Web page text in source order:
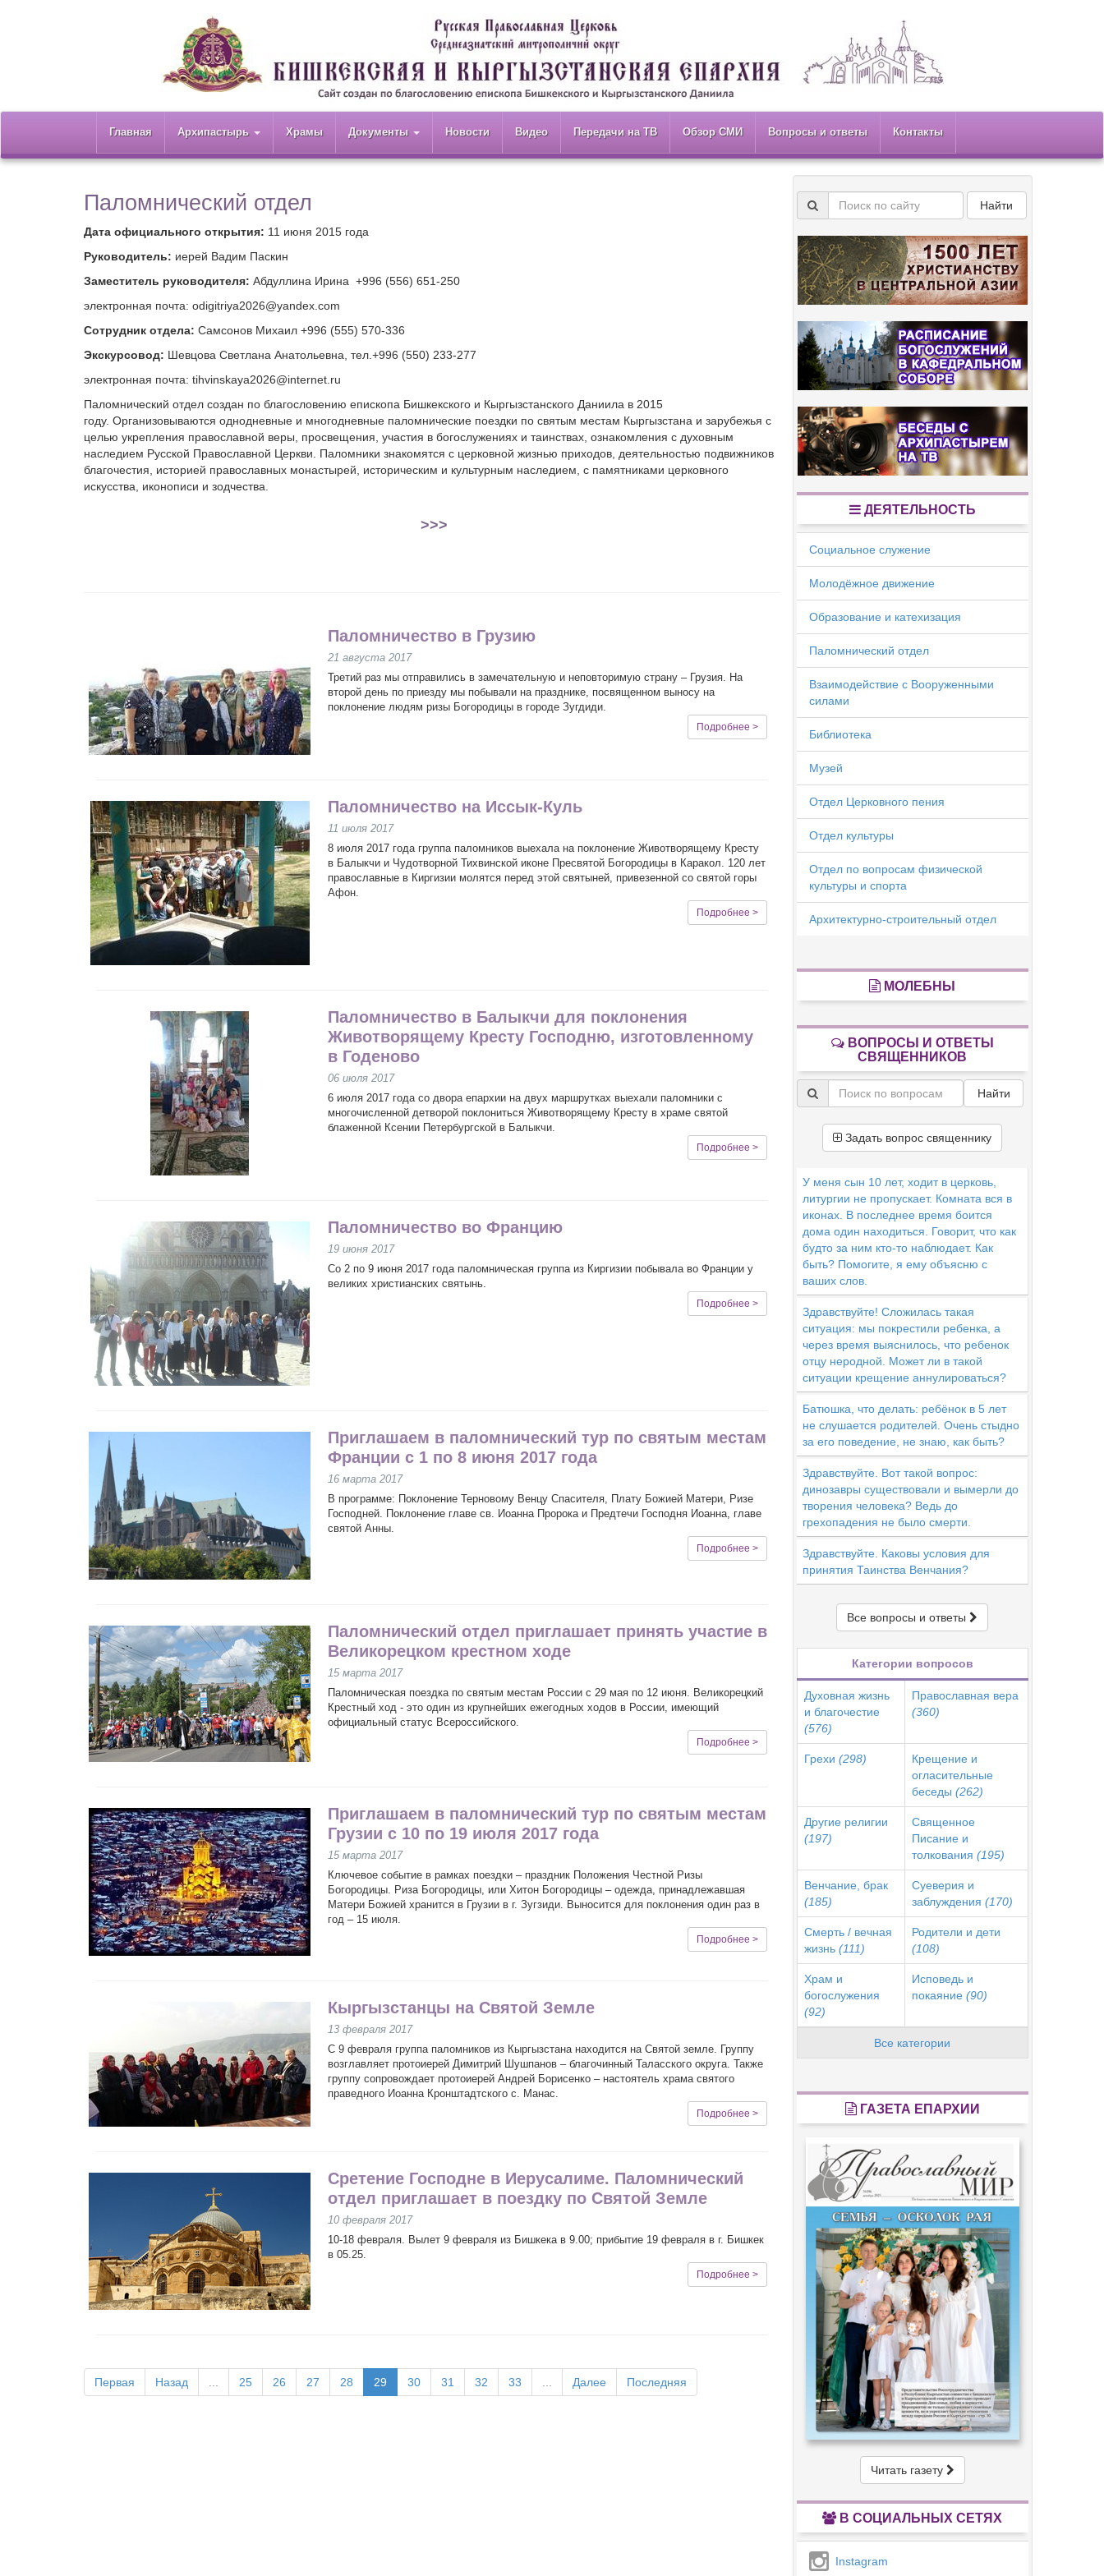
Главная Архипастырь Храмы Документы Новости Видео Передачи на ТВ Обзор СМИ Вопросы и ответы Контакты
Паломнический отдел
Дата официального открытия: 11 июня 2015 года
Руководитель: иерей Вадим Паскин
Заместитель руководителя: Абдуллина Ирина +996 (556) 651-250
электронная почта: odigitriya2026@yandex.com
Сотрудник отдела: Самсонов Михаил +996 (555) 570-336
Экскурсовод: Шевцова Светлана Анатольевна, тел.+996 (550) 233-277
электронная почта: tihvinskaya2026@internet.ru
Паломнический отдел создан по благословению епископа Бишкекского и Кыргызстанского Даниила в 2015
году. Организовываются однодневные и многодневные паломнические поездки по святым местам Кыргызстана и зарубежья с
целью укрепления православной веры, просвещения, участия в богослужениях и таинствах, ознакомления с духовным
наследием Русской Православной Церкви. Паломники знакомятся с церковной жизнью приходов, деятельностью подвижников
благочестия, историей православных монастырей, историческим и культурным наследием, с памятниками церковного
искусства, иконописи и зодчества.
>>>
Паломничество в Грузию
21 августа 2017
Третий раз мы отправились в замечательную и неповторимую страну – Грузия. На
второй день по приезду мы побывали на празднике, посвященном выносу на
поклонение людям ризы Богородицы в городе Зугдиди.
Подробнее >
Паломничество на Иссык-Куль
11 июля 2017
8 июля 2017 года группа паломников выехала на поклонение Животворящему Кресту
в Балыкчи и Чудотворной Тихвинской иконе Пресвятой Богородицы в Каракол. 120 лет
православные в Киргизии молятся перед этой святыней, привезенной со святой горы
Афон.
Подробнее >
Паломничество в Балыкчи для поклонения
Животворящему Кресту Господню, изготовленному
в Годеново
06 июля 2017
6 июля 2017 года со двора епархии на двух маршрутках выехали паломники с
многочисленной детворой поклониться Животворящему Кресту в храме святой
блаженной Ксении Петербургской в Балыкчи.
Подробнее >
Паломничество во Францию
19 июня 2017
Со 2 по 9 июня 2017 года паломническая группа из Киргизии побывала во Франции у
великих христианских святынь.
Подробнее >
Приглашаем в паломнический тур по святым местам
Франции с 1 по 8 июня 2017 года
16 марта 2017
В программе: Поклонение Терновому Венцу Спасителя, Плату Божией Матери, Ризе
Господней. Поклонение главе св. Иоанна Пророка и Предтечи Господня Иоанна, главе
святой Анны.
Подробнее >
Паломнический отдел приглашает принять участие в
Великорецком крестном ходе
15 марта 2017
Паломническая поездка по святым местам России с 29 мая по 12 июня. Великорецкий
Крестный ход - это один из крупнейших ежегодных ходов в России, имеющий
официальный статус Всероссийского.
Подробнее >
Приглашаем в паломнический тур по святым местам
Грузии с 10 по 19 июля 2017 года
15 марта 2017
Ключевое событие в рамках поездки – праздник Положения Честной Ризы
Богородицы. Риза Богородицы, или Хитон Богородицы – одежда, принадлежавшая
Матери Божией хранится в Грузии в г. Зугзиди. Выносится для поклонения один раз в
год – 15 июля.
Подробнее >
Кыргызстанцы на Святой Земле
13 февраля 2017
С 9 февраля группа паломников из Кыргызстана находится на Святой земле. Группу
возглавляет протоиерей Димитрий Шушпанов – благочинный Таласского округа. Также
группу сопровождает протоиерей Андрей Борисенко – настоятель храма святого
праведного Иоанна Кронштадтского с. Манас.
Подробнее >
Сретение Господне в Иерусалиме. Паломнический
отдел приглашает в поездку по Святой Земле
10 февраля 2017
10-18 февраля. Вылет 9 февраля из Бишкека в 9.00; прибытие 19 февраля в г. Бишкек
в 05.25.
Подробнее >
Первая Назад 25 26 27 28 29 30 31 32 33 Далее Последняя
Найти
ДЕЯТЕЛЬНОСТЬ
Социальное служение
Молодёжное движение
Образование и катехизация
Паломнический отдел
Взаимодействие с Вооруженными
силами
Библиотека
Музей
Отдел Церковного пения
Отдел культуры
Отдел по вопросам физической
культуры и спорта
Архитектурно-строительный отдел
МОЛЕБНЫ
ВОПРОСЫ И ОТВЕТЫ
СВЯЩЕННИКОВ
Найти
Задать вопрос священнику
У меня сын 10 лет, ходит в церковь,
литургии не пропускает. Комната вся в
иконах. В последнее время боится
дома один находиться. Говорит, что как
будто за ним кто-то наблюдает. Как
быть? Помогите, я ему объясню с
ваших слов.
Здравствуйте! Сложилась такая
ситуация: мы покрестили ребенка, а
через время выяснилось, что ребенок
отцу неродной. Может ли в такой
ситуации крещение аннулироваться?
Батюшка, что делать: ребёнок в 5 лет
не слушается родителей. Очень стыдно
за его поведение, не знаю, как быть?
Здравствуйте. Вот такой вопрос:
динозавры существовали и вымерли до
творения человека? Ведь до
грехопадения не было смерти.
Здравствуйте. Каковы условия для
принятия Таинства Венчания?
Все вопросы и ответы
Категории вопросов
Духовная жизнь
и благочестие
(576)
Православная вера
(360)
Грехи (298)
Крещение и
огласительные
беседы (262)
Другие религии
(197)
Священное
Писание и
толкования (195)
Венчание, брак
(185)
Суеверия и
заблуждения (170)
Смерть / вечная
жизнь (111)
Родители и дети
(108)
Храм и
богослужения
(92)
Исповедь и
покаяние (90)
Все категории
ГАЗЕТА ЕПАРХИИ
Читать газету
В СОЦИАЛЬНЫХ СЕТЯХ
Instagram